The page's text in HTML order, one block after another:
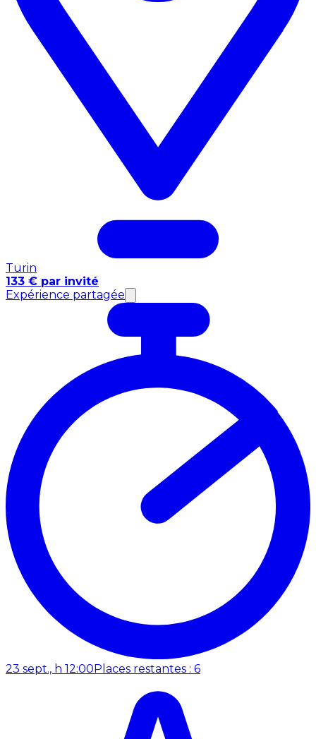
Turin
133 € par invité
Expérience partagée
23 sept., h 12:00Places restantes : 6